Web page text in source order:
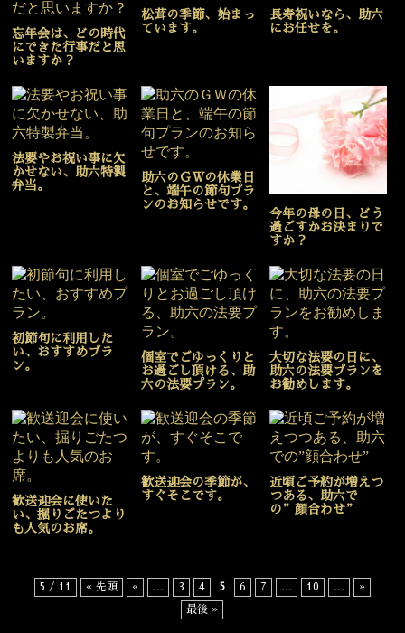
忘年会は、どの時代
にできた行事だと思
いますか？
松茸の季節、始まっ
ています。
長寿祝いなら、助六
にお任せを。
法要やお祝い事に欠
かせない、助六特製
弁当。
助六のＧＷの休業日
と、端午の節句プラ
ンのお知らせです。
今年の母の日、どう
過ごすかお決まりで
すか？
初節句に利用した
い、おすすめプラ
ン。
個室でごゆっくりと
お過ごし頂ける、助
六の法要プラン。
大切な法要の日に、
助六の法要プランを
お勧めします。
歓送迎会に使いた
い、掘りごたつより
も人気のお席。
歓送迎会の季節が、
すぐそこです。
近頃ご予約が増えつ
つある、助六で
の”顔合わせ”
5 / 11 « 先頭 « ... 3 4 5 6 7 ... 10 ... »
最後 »